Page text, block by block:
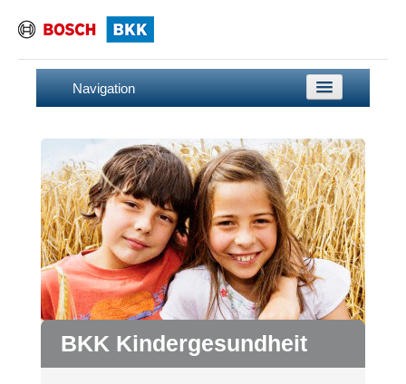
Navigation
Gesundheit & Vorsorge
Vorsorgeuntersuchungen
Impfen
Für mehr Sicherheit
Die besten Hausmittel
Gesunde Kinderfüße
Ernährung & Bewegung
BKK Kindergesundheit